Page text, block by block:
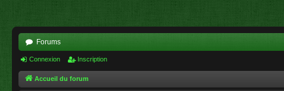
Forums
Connexion Inscription
Accueil du forum